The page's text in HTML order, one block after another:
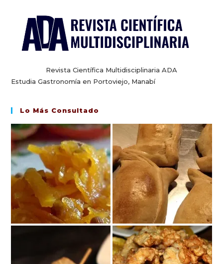
Revista Científica Multidisciplinaria ADA
Estudia Gastronomía en Portoviejo, Manabí
Lo Más Consultado